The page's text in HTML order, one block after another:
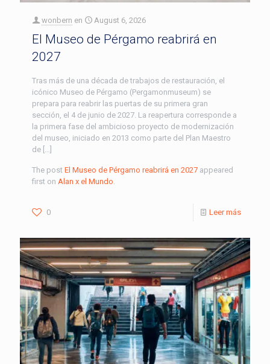
wonbern en August 6, 2026
El Museo de Pérgamo reabrirá en
2027
Tras más de una década de trabajos de restauración, el
icónico Museo de Pérgamo (Pergamonmuseum) se
prepara para reabrir las puertas de su primera gran
sección, el 4 de junio de 2027. La reapertura corresponde a
la primera fase del ambicioso proyecto de modernización
del museo, iniciado en 2013 como parte del Plan Maestro
de […]
The post El Museo de Pérgamo reabrirá en 2027 appeared
first on Alan x el Mundo
0 Leer más